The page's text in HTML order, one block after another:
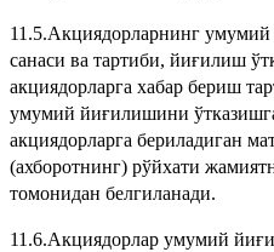
11.5.Акциядорларнинг
санаси ва тартиби, йиғилиш
акциядорларга хабар бериш
умумий йиғилишини
акциядорларга бериладиган
(ахборотнинг) рўйхати
томонидан белгиланади.
11.6.Акциядорлар умумий